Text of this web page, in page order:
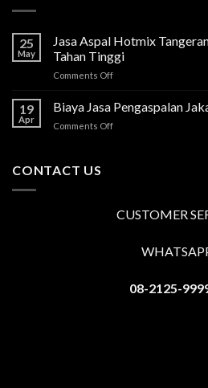
25
May
Jasa Aspal Hotmix
Tahan Tinggi
Comments Offon
Aspal
Hotmix
19
Apr
Biaya Jasa Pengaspalan
Comments Offon
CONTACT US
CUSTOMER
08-2125-